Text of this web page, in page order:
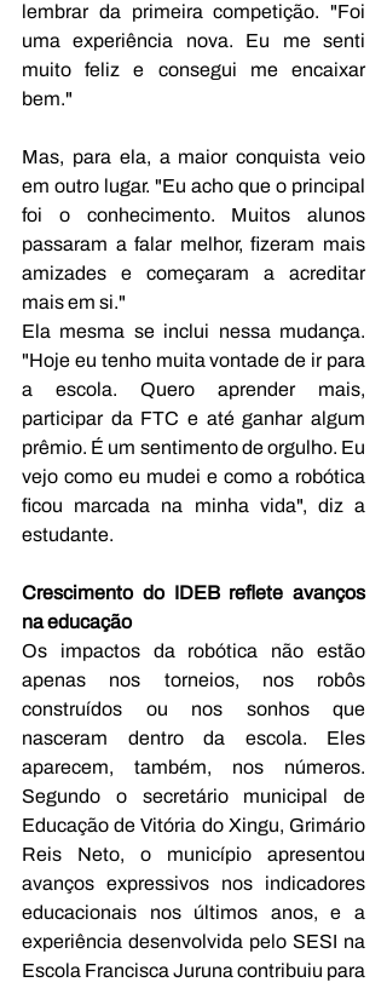
lembrar da primeira competição. "Foi
uma experiência nova. Eu me senti
muito feliz e consegui me encaixar
bem."
Mas, para ela, a maior conquista veio
em outro lugar. "Eu acho que o principal
foi o conhecimento. Muitos alunos
passaram a falar melhor, fizeram mais
amizades e começaram a acreditar
mais em si."
Ela mesma se inclui nessa mudança.
"Hoje eu tenho muita vontade de ir para
a escola. Quero aprender mais,
participar da FTC e até ganhar algum
prêmio. É um sentimento de orgulho. Eu
vejo como eu mudei e como a robótica
ficou marcada na minha vida", diz a
estudante.
Crescimento do IDEB reflete avanços
na educação
Os impactos da robótica não estão
apenas nos torneios, nos robôs
construídos ou nos sonhos que
nasceram dentro da escola. Eles
aparecem, também, nos números.
Segundo o secretário municipal de
Educação de Vitória do Xingu, Grimário
Reis Neto, o município apresentou
avanços expressivos nos indicadores
educacionais nos últimos anos, e a
experiência desenvolvida pelo SESI na
Escola Francisca Juruna contribuiu para